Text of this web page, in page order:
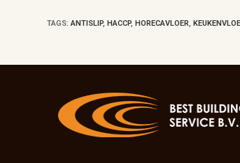
TAGS:ANTISLIP, HACCP, HORECAVLOER,